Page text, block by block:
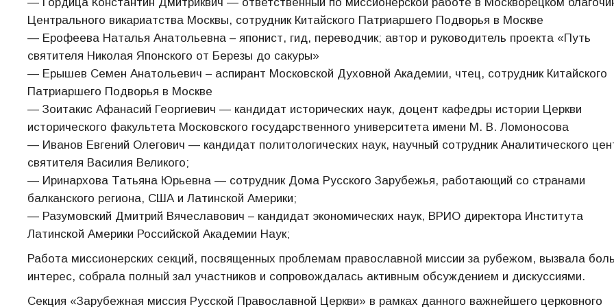
Центрального викариатства Москвы, сотрудник Китайского Патриаршего Подворья в Москве
— Ерофеева Наталья Анатольевна – японист, гид, переводчик; автор и руководитель проекта «Путь
святителя Николая Японского от Березы до сакуры»
— Ерышев Семен Анатольевич – аспирант Московской Духовной Академии, чтец, сотрудник Китайского
Патриаршего Подворья в Москве
— Зоитакис Афанасий Георгиевич — кандидат исторических наук, доцент кафедры истории Церкви
исторического факультета Московского государственного университета имени М. В. Ломоносова
— Иванов Евгений Олегович — кандидат политологических наук, научный сотрудник Аналитического
святителя Василия Великого;
— Иринархова Татьяна Юрьевна — сотрудник Дома Русского Зарубежья, работающий со странами
балканского региона, США и Латинской Америки;
— Разумовский Дмитрий Вячеславович – кандидат экономических наук, ВРИО директора Института
Латинской Америки Российской Академии Наук;
Работа миссионерских секций, посвященных проблемам православной миссии за рубежом, вызвала
интерес, собрала полный зал участников и сопровождалась активным обсуждением и дискуссиями.
Секция «Зарубежная миссия Русской Православной Церкви» в рамках данного важнейшего церковного